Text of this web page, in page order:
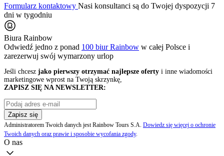
Formularz kontaktowy Nasi konsultanci są do Twojej dyspozycji 7
dni w tygodniu
Biura Rainbow
Odwiedź jedno z ponad 100 biur Rainbow w całej Polsce i
zarezerwuj swój wymarzony urlop
Jeśli chcesz jako pierwszy otrzymać najlepsze oferty i inne wiadomości
marketingowe wprost na Twoją skrzynkę,
ZAPISZ SIĘ NA NEWSLETTER:
Zapisz się
Administratorem Twoich danych jest Rainbow Tours S.A. Dowiedz się więcej o ochronie
Twoich danych oraz prawie i sposobie wycofania zgody.
O nas